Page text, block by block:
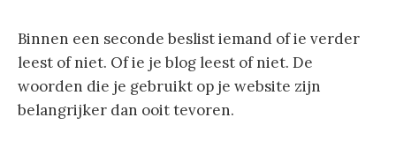
Binnen een seconde beslist iemand of ie verder
leest of niet. Of ie je blog leest of niet. De
woorden die je gebruikt op je website zijn
belangrijker dan ooit tevoren.